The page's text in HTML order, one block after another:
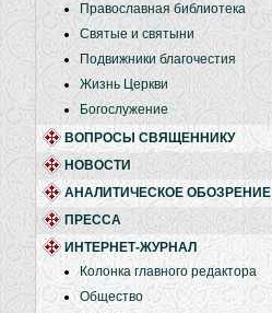
Православная библиотека
Святые и святыни
Подвижники благочестия
Жизнь Церкви
Богослужение
ВОПРОСЫ СВЯЩЕННИКУ
НОВОСТИ
АНАЛИТИЧЕСКОЕ ОБОЗРЕНИЕ
ПРЕССА
ИНТЕРНЕТ-ЖУРНАЛ
Колонка главного редактора
Общество